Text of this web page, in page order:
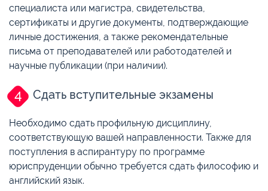
специалиста или магистра, свидетельства,
сертификаты и другие документы, подтверждающие
личные достижения, а также рекомендательные
письма от преподавателей или работодателей и
научные публикации (при наличии).
Сдать вступительные экзамены
Необходимо сдать профильную дисциплину,
соответствующую вашей направленности. Также для
поступления в аспирантуру по программе
юриспруденции обычно требуется сдать философию и
английский язык.